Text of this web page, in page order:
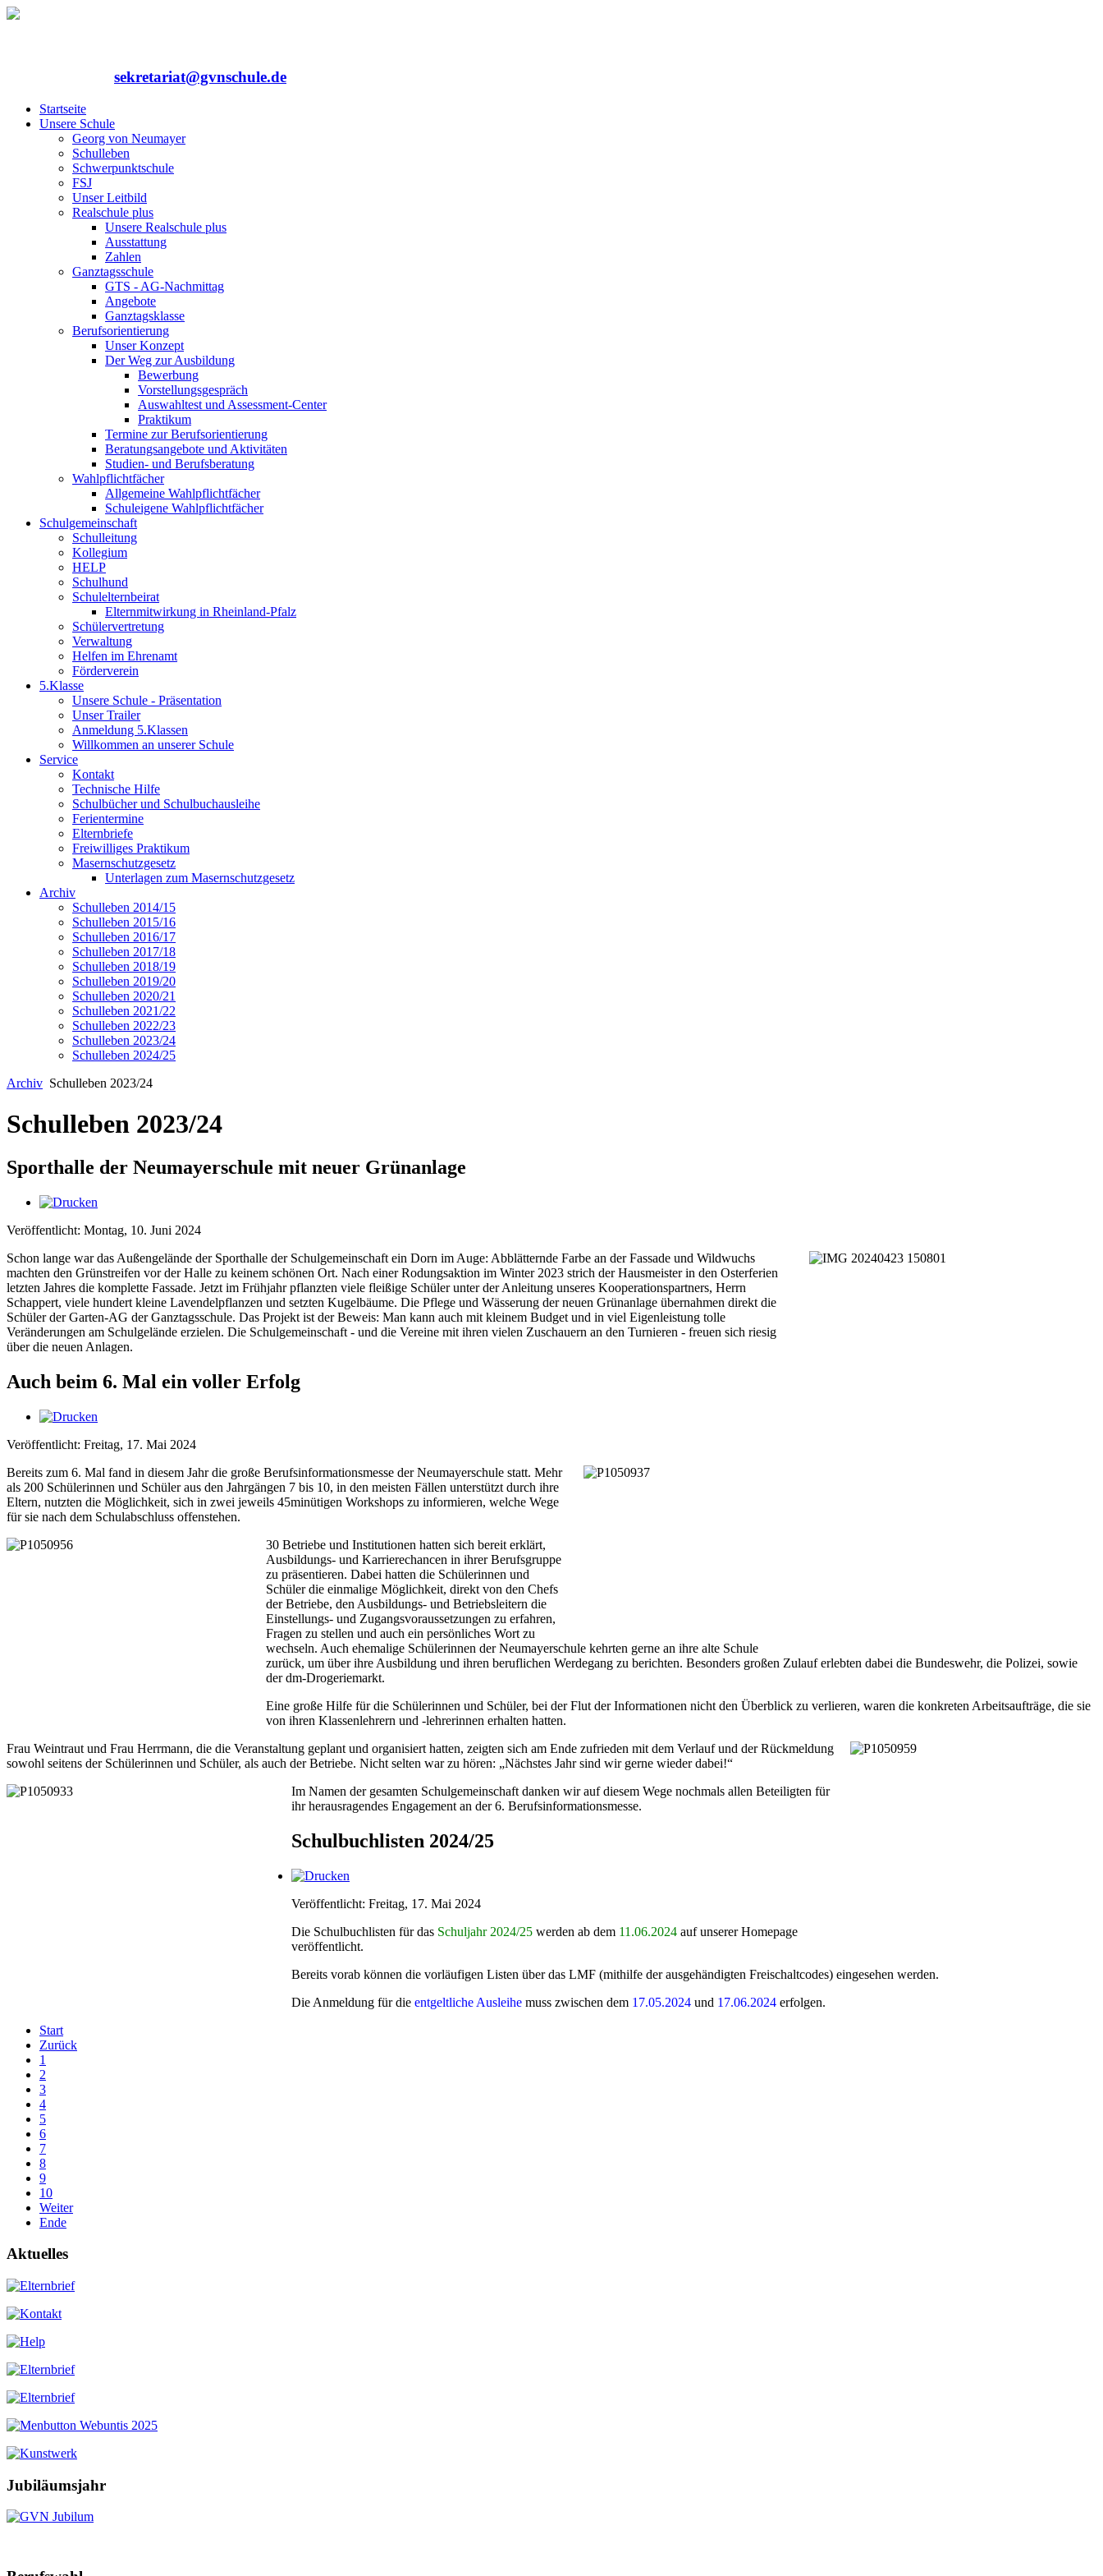
sekretariat@gvnschule.de
Startseite
Unsere Schule
Georg von Neumayer
Schulleben
Schwerpunktschule
FSJ
Unser Leitbild
Realschule plus
Unsere Realschule plus
Ausstattung
Zahlen
Ganztagsschule
GTS - AG-Nachmittag
Angebote
Ganztagsklasse
Berufsorientierung
Unser Konzept
Der Weg zur Ausbildung
Bewerbung
Vorstellungsgespräch
Auswahltest und Assessment-Center
Praktikum
Termine zur Berufsorientierung
Beratungsangebote und Aktivitäten
Studien- und Berufsberatung
Wahlpflichtfächer
Allgemeine Wahlpflichtfächer
Schuleigene Wahlpflichtfächer
Schulgemeinschaft
Schulleitung
Kollegium
HELP
Schulhund
Schulelternbeirat
Elternmitwirkung in Rheinland-Pfalz
Schülervertretung
Verwaltung
Helfen im Ehrenamt
Förderverein
5.Klasse
Unsere Schule - Präsentation
Unser Trailer
Anmeldung 5.Klassen
Willkommen an unserer Schule
Service
Kontakt
Technische Hilfe
Schulbücher und Schulbuchausleihe
Ferientermine
Elternbriefe
Freiwilliges Praktikum
Masernschutzgesetz
Unterlagen zum Masernschutzgesetz
Archiv
Schulleben 2014/15
Schulleben 2015/16
Schulleben 2016/17
Schulleben 2017/18
Schulleben 2018/19
Schulleben 2019/20
Schulleben 2020/21
Schulleben 2021/22
Schulleben 2022/23
Schulleben 2023/24
Schulleben 2024/25
Archiv Schulleben 2023/24
Schulleben 2023/24
Sporthalle der Neumayerschule mit neuer Grünanlage
Veröffentlicht: Montag, 10. Juni 2024
Schon lange war das Außengelände der Sporthalle der Schulgemeinschaft ein Dorn im Auge: Abblätternde Farbe an der Fassade und Wildwuchs
machten den Grünstreifen vor der Halle zu keinem schönen Ort. Nach einer Rodungsaktion im Winter 2023 strich der Hausmeister in den Osterferien
letzten Jahres die komplette Fassade. Jetzt im Frühjahr pflanzten viele fleißige Schüler unter der Anleitung unseres Kooperationspartners, Herrn
Schappert, viele hundert kleine Lavendelpflanzen und setzten Kugelbäume. Die Pflege und Wässerung der neuen Grünanlage übernahmen direkt die
Schüler der Garten-AG der Ganztagsschule. Das Projekt ist der Beweis: Man kann auch mit kleinem Budget und in viel Eigenleistung tolle
Veränderungen am Schulgelände erzielen. Die Schulgemeinschaft - und die Vereine mit ihren vielen Zuschauern an den Turnieren - freuen sich riesig
über die neuen Anlagen.
Auch beim 6. Mal ein voller Erfolg
Veröffentlicht: Freitag, 17. Mai 2024
Bereits zum 6. Mal fand in diesem Jahr die große Berufsinformationsmesse der Neumayerschule statt. Mehr
als 200 Schülerinnen und Schüler aus den Jahrgängen 7 bis 10, in den meisten Fällen unterstützt durch ihre
Eltern, nutzten die Möglichkeit, sich in zwei jeweils 45minütigen Workshops zu informieren, welche Wege
für sie nach dem Schulabschluss offenstehen.
30 Betriebe und Institutionen hatten sich bereit erklärt,
Ausbildungs- und Karrierechancen in ihrer Berufsgruppe
zu präsentieren. Dabei hatten die Schülerinnen und
Schüler die einmalige Möglichkeit, direkt von den Chefs
der Betriebe, den Ausbildungs- und Betriebsleitern die
Einstellungs- und Zugangsvoraussetzungen zu erfahren,
Fragen zu stellen und auch ein persönliches Wort zu
wechseln. Auch ehemalige Schülerinnen der Neumayerschule kehrten gerne an ihre alte Schule
zurück, um über ihre Ausbildung und ihren beruflichen Werdegang zu berichten. Besonders großen Zulauf erlebten dabei die Bundeswehr, die Polizei, sowie
der dm-Drogeriemarkt.
Eine große Hilfe für die Schülerinnen und Schüler, bei der Flut der Informationen nicht den Überblick zu verlieren, waren die konkreten Arbeitsaufträge, die sie
von ihren Klassenlehrern und -lehrerinnen erhalten hatten.
Frau Weintraut und Frau Herrmann, die die Veranstaltung geplant und organisiert hatten, zeigten sich am Ende zufrieden mit dem Verlauf und der Rückmeldung
sowohl seitens der Schülerinnen und Schüler, als auch der Betriebe. Nicht selten war zu hören: „Nächstes Jahr sind wir gerne wieder dabei!“
Im Namen der gesamten Schulgemeinschaft danken wir auf diesem Wege nochmals allen Beteiligten für
ihr herausragendes Engagement an der 6. Berufsinformationsmesse.
Schulbuchlisten 2024/25
Veröffentlicht: Freitag, 17. Mai 2024
Die Schulbuchlisten für das Schuljahr 2024/25 werden ab dem 11.06.2024 auf unserer Homepage
veröffentlicht.
Bereits vorab können die vorläufigen Listen über das LMF (mithilfe der ausgehändigten Freischaltcodes) eingesehen werden.
Die Anmeldung für die entgeltliche Ausleihe muss zwischen dem 17.05.2024 und 17.06.2024 erfolgen.
Start
Zurück
1
2
3
4
5
6
7
8
9
10
Weiter
Ende
Aktuelles
Jubiläumsjahr